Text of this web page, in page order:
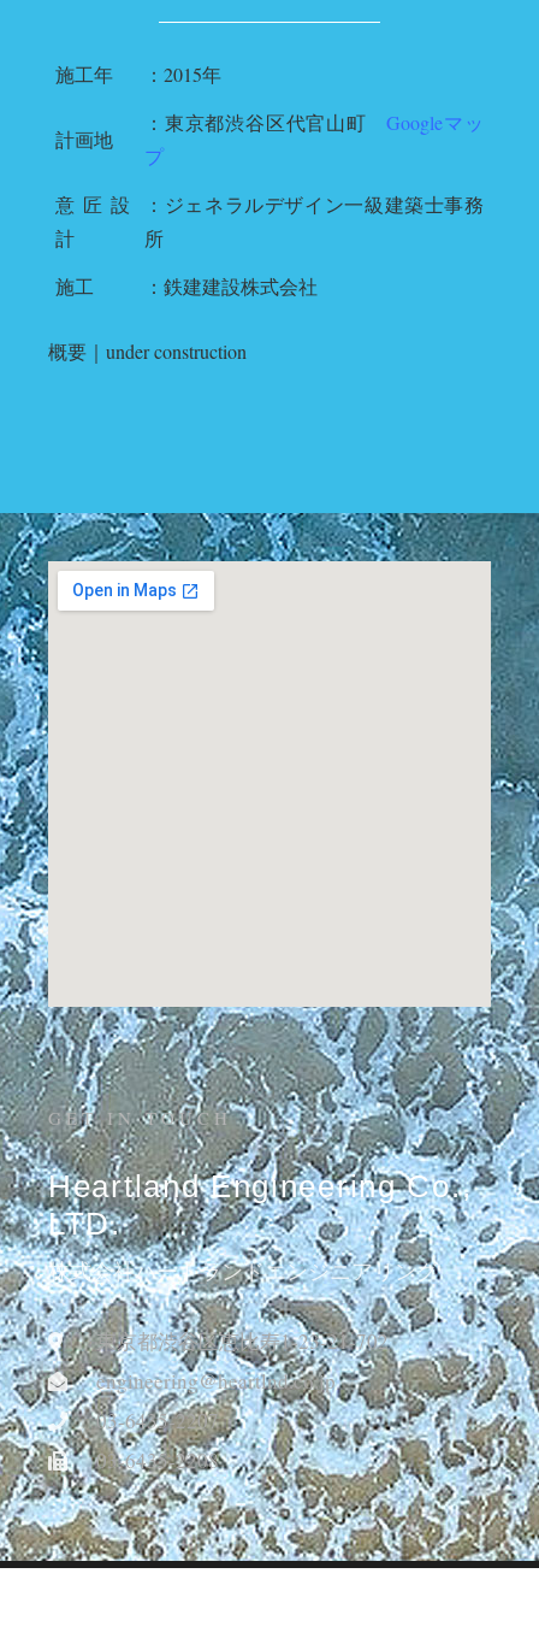
施工年 ：2015年
計画地
：東京都渋谷区代官山町Googleマッ
プ
意匠設
計
：ジェネラルデザイン一級建築士事務
所
施工
：鉄建建設株式会社
概要｜under construction
GET IN TOUCH
Heartland Engineering Co.,
LTD.
株式会社ハートランドエンジニアリング
東京都渋谷区恵比寿1-23-21-702
engineering@heartlnd.co.jp
03-6435-2207
03-6435-2208